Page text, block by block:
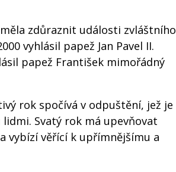
zdůraznit události zvláštního
vyhlásil papež Jan Pavel II.
papež František mimořádný
rok spočívá v odpuštění, jež je
Svatý rok má upevňovat
vybízí věřící k upřímnějšímu a